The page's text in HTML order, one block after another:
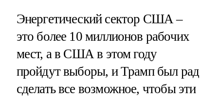
Энергетический сектор США –
это более 10 миллионов рабочих
мест, а в США в этом году
пройдут выборы, и Трамп был рад
сделать все возможное, чтобы эти